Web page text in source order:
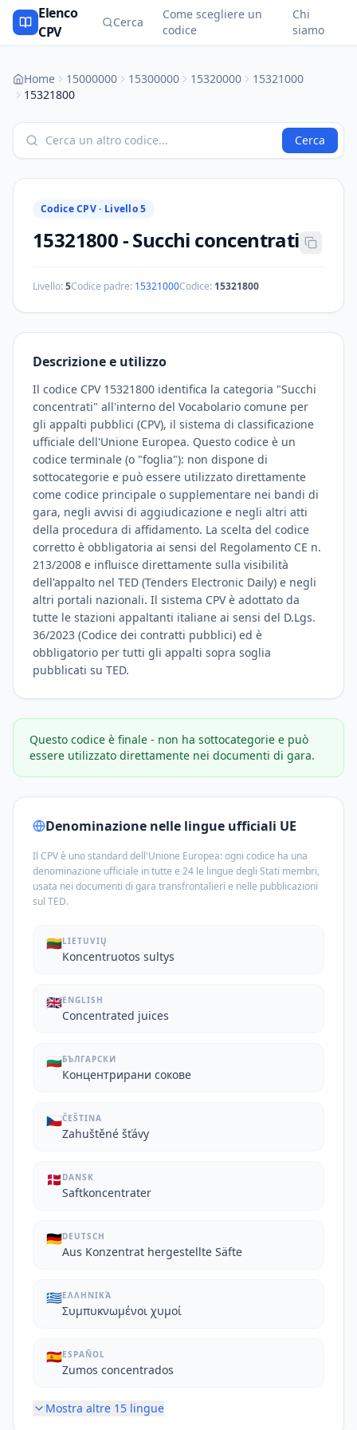
Elenco
CPV
Cerca
Come scegliere un
codice
Chi
siamo
Home 15000000 15300000 15320000
15321000
15321800
Cerca
Codice CPV · Livello 5
15321800-Succhi concentrati
Livello:5Codice padre: 15321000Codice: 15321800
Descrizione e utilizzo
Il codice CPV 15321800 identifica la categoria "Succhi
concentrati" all'interno del Vocabolario comune per
gli appalti pubblici (CPV), il sistema di classificazione
ufficiale dell'Unione Europea. Questo codice è un
codice terminale (o "foglia"): non dispone di
sottocategorie e può essere utilizzato direttamente
come codice principale o supplementare nei bandi di
gara, negli avvisi di aggiudicazione e negli altri atti
della procedura di affidamento. La scelta del codice
corretto è obbligatoria ai sensi del Regolamento CE n.
213/2008 e influisce direttamente sulla visibilità
dell'appalto nel TED (Tenders Electronic Daily) e negli
altri portali nazionali. Il sistema CPV è adottato da
tutte le stazioni appaltanti italiane ai sensi del D.Lgs.
36/2023 (Codice dei contratti pubblici) ed è
obbligatorio per tutti gli appalti sopra soglia
pubblicati su TED.
Questo codice è finale - non ha sottocategorie e può
essere utilizzato direttamente nei documenti di gara.
Denominazione nelle lingue ufficiali UE
Il CPV è uno standard dell'Unione Europea: ogni codice ha una
denominazione ufficiale in tutte e 24 le lingue degli Stati membri,
usata nei documenti di gara transfrontalieri e nelle pubblicazioni
sul TED.
🇱🇹LIETUVIŲ
Koncentruotos sultys
🇬🇧ENGLISH
Concentrated juices
🇧🇬БЪЛГАРСКИ
Концентрирани сокове
🇨🇿ČEŠTINA
Zahuštěné šťávy
🇩🇰 DANSK
Saftkoncentrater
🇩🇪DEUTSCH
Aus Konzentrat hergestellte Säfte
🇬🇷ΕΛΛΗΝΙΚΆ
Συμπυκνωμένοι χυμοί
🇪🇸ESPAÑOL
Zumos concentrados
Mostra altre 15 lingue